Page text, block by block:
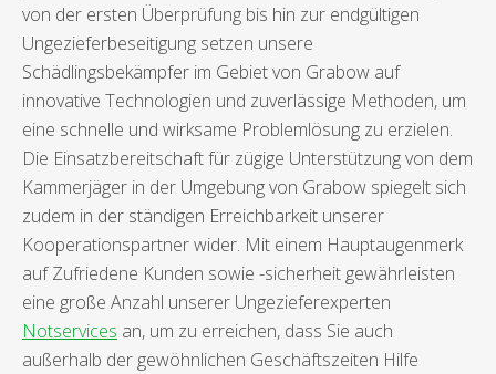
von der ersten Überprüfung bis hin zur endgültigen
Ungezieferbeseitigung setzen unsere
Schädlingsbekämpfer im Gebiet von Grabow auf
innovative Technologien und zuverlässige Methoden, um
eine schnelle und wirksame Problemlösung zu erzielen.
Die Einsatzbereitschaft für zügige Unterstützung von dem
Kammerjäger in der Umgebung von Grabow spiegelt sich
zudem in der ständigen Erreichbarkeit unserer
Kooperationspartner wider. Mit einem Hauptaugenmerk
auf Zufriedene Kunden sowie -sicherheit gewährleisten
eine große Anzahl unserer Ungezieferexperten
Notservices an, um zu erreichen, dass Sie auch
außerhalb der gewöhnlichen Geschäftszeiten Hilfe